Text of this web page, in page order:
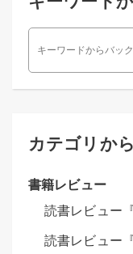
カテゴリか
書籍レビュー
読書レビュー
読書レビュー